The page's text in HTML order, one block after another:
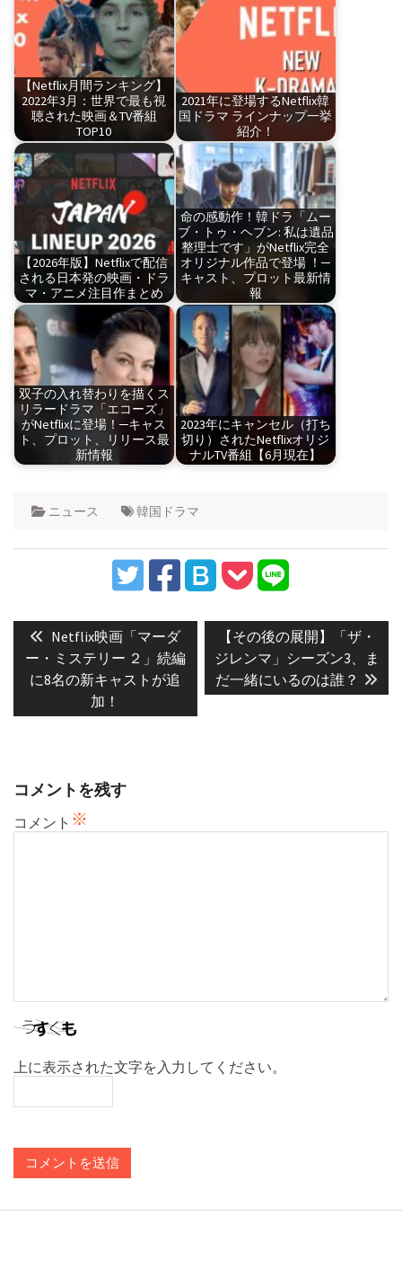
【Netflix月間ランキング】
2022年3月：世界で最も視
聴された映画＆TV番組
TOP10
2021年に登場するNetflix韓
国ドラマ ラインナップ一挙
紹介！
【2026年版】Netflixで配信
される日本発の映画・ドラ
マ・アニメ注目作まとめ
命の感動作！韓ドラ「ムー
ブ・トゥ・ヘブン: 私は遺品
整理士です」がNetflix完全
オリジナル作品で登場 ！─
キャスト、プロット最新情
報
双子の入れ替わりを描くス
リラードラマ「エコーズ」
がNetflixに登場！─キャス
ト、プロット、リリース最
新情報
2023年にキャンセル（打ち
切り）されたNetflixオリジ
ナルTV番組【6月現在】
ニュース 韓国ドラマ
ナ
ン
Previous
post:
Netflix映画「マーダ
ー・ミステリー ２」続編
に8名の新キャストが追
加！
Next
post:
【その後の展開】「ザ・
ジレンマ」シーズン3、ま
だ一緒にいるのは誰？
コメントを残す
コメント ※
上に表示された文字を入力してください。